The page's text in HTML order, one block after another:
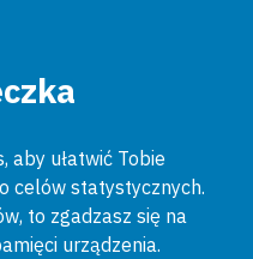
aby ułatwić Tobie
celów statystycznych.
to zgadzasz się na
urządzenia.